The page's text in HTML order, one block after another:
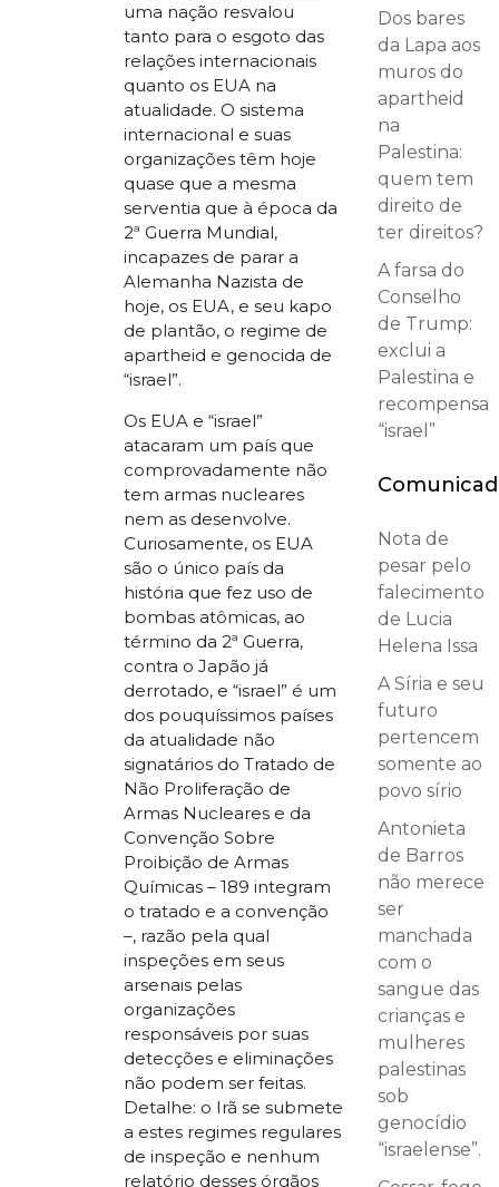
uma nação resvalou
tanto para o esgoto das
relações internacionais
quanto os EUA na
atualidade. O sistema
internacional e suas
organizações têm hoje
quase que a mesma
serventia que à época da
2ª Guerra Mundial,
incapazes de parar a
Alemanha Nazista de
hoje, os EUA, e seu kapo
de plantão, o regime de
apartheid e genocida de
“israel”.
Os EUA e “israel”
atacaram um país que
comprovadamente não
tem armas nucleares
nem as desenvolve.
Curiosamente, os EUA
são o único país da
história que fez uso de
bombas atômicas, ao
término da 2ª Guerra,
contra o Japão já
derrotado, e “israel” é um
dos pouquíssimos países
da atualidade não
signatários do Tratado de
Não Proliferação de
Armas Nucleares e da
Convenção Sobre
Proibição de Armas
Químicas – 189 integram
o tratado e a convenção
–, razão pela qual
inspeções em seus
arsenais pelas
organizações
responsáveis por suas
detecções e eliminações
não podem ser feitas.
Detalhe: o Irã se submete
a estes regimes regulares
de inspeção e nenhum
relatório desses órgãos
Dos bares
da Lapa aos
muros do
apartheid
na
Palestina:
quem tem
direito de
ter direitos?
A farsa do
Conselho
de Trump:
exclui a
Palestina e
recompensa
“israel”
Nota de
pesar pelo
falecimento
de Lucia
Helena Issa
A Síria e seu
futuro
pertencem
somente ao
povo sírio
Antonieta
de Barros
não merece
ser
manchada
com o
sangue das
crianças e
mulheres
palestinas
sob
genocídio
“israelense”.